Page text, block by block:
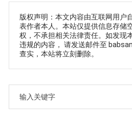
版权声明：本文内容由互联网用户
表作者本人。本站仅提供信息存储
权，不承担相关法律责任。如发现
违规的内容， 请发送邮件至
查实，本站将立刻删除。